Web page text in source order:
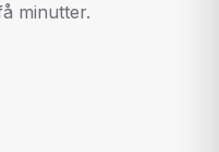
minutter.